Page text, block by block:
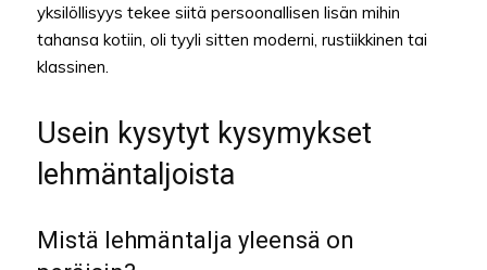
yksilöllisyys tekee siitä persoonallisen lisän mihin
tahansa kotiin, oli tyyli sitten moderni, rustiikkinen tai
klassinen.
Usein kysytyt kysymykset
lehmäntaljoista
Mistä lehmäntalja yleensä on